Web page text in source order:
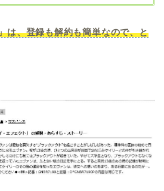
は、登録も解約も簡単なので、と